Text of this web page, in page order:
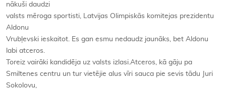
nākuši daudzi
valsts mēroga sportisti, Latvijas Olimpiskās komitejas prezidentu
Aldonu
Vrubļevski ieskaitot. Es gan esmu nedaudz jaunāks, bet Aldonu
labi atceros.
Toreiz vairāki kandidēja uz valsts izlasi.Atceros, kā gāju pa
Smiltenes centru un tur vietējie alus vīri sauca pie sevis tādu Juri
Sokolovu,